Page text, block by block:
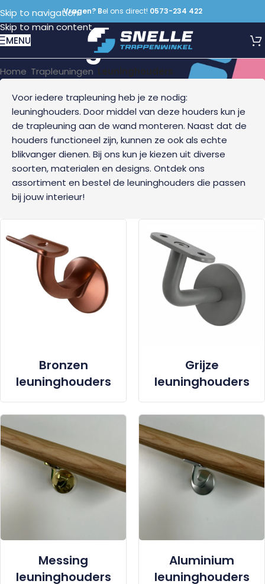
Skip to navigation
Skip to main content
Vragen? Bel ons direct! 0573-234 422
MENU
Leuninghouders
Home Trapleuningen Leuninghouders
Voor iedere trapleuning heb je ze nodig:
leuninghouders. Door middel van deze houders kun je
de trapleuning aan de wand monteren. Naast dat de
houders functioneel zijn, kunnen ze ook als echte
blikvanger dienen. Bij ons kun je kiezen uit diverse
soorten, materialen en designs. Ontdek ons
assortiment en bestel de leuninghouders die passen
bij jouw interieur!
Bronzen
leuninghouders
Grijze
leuninghouders
Messing
leuninghouders
Aluminium
leuninghouders